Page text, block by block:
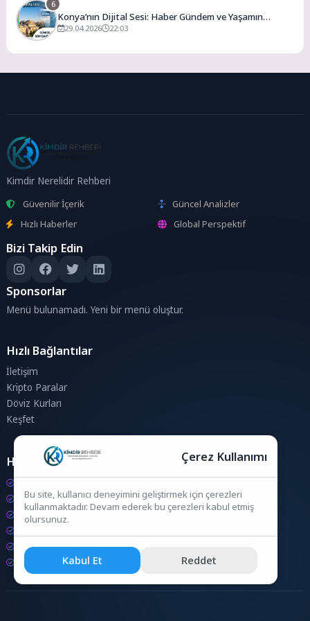
6
Konya’nın Dijital Sesi: Haber Gündem ve Yaşamın
Merkezi
29.04.2026 22:03
Kimdir Nerelidir Rehberi
Güvenilir İçerik
Güncel Analizler
Hızlı Haberler
Global Perspektif
Bizi Takip Edin
Sponsorlar
Menü bulunamadı. Yeni bir menü oluştur.
Hızlı Bağlantılar
İletişim
Kripto Paralar
Döviz Kurları
Keşfet
Hesaplamalar
Döviz Hesaplama
KDV Hesaplama
Zam Hesaplama
Bileşik Hesaplama
Çerez Kullanımı
Bu site, kullanıcı deneyimini geliştirmek için çerezleri
kullanmaktadır. Devam ederek bu çerezleri kabul etmiş
olursunuz.
Kabul Et Reddet